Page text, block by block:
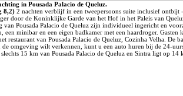
in Pousada Palacio de Queluz.
8,2)2 nachten verblijf in een tweepersoons suite inclusief ontbijt
door de Koninklijke Garde van het Hof in het Paleis van
Pousada Palacio de Queluz zijn individueel ingericht en
een minibar en een eigen badkamer met een haardroger. Gasten
restaurant van Pousada Palacio de Queluz, Cozinha Velha. De
de omgeving wilt verkennen, kunt u een auto huren bij de 24-
15 km van Pousada Palacio de Queluz en Sintra ligt op 14